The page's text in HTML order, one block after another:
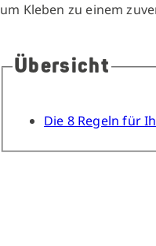
um Kleben zu einem
Übersicht
Die 8 Regeln für